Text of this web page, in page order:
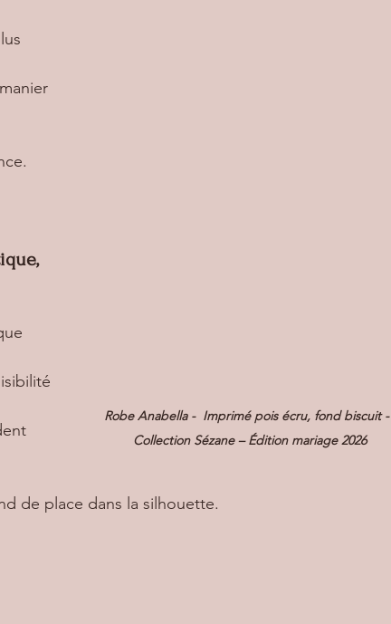
Robe Anabella -  Imprimé pois écru, fond biscuit -
Collection Sézane – Édition mariage 2026
de place dans la silhouette.